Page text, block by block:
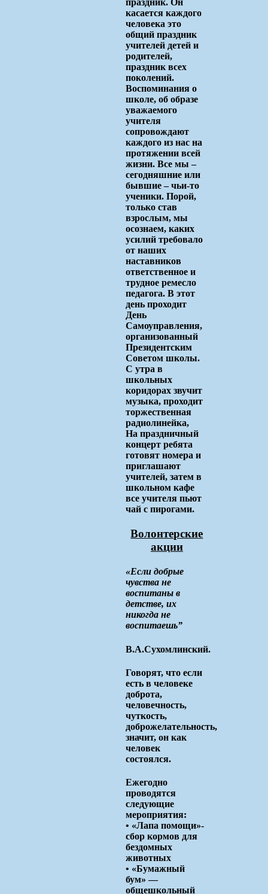
касается каждого
человека это
общий праздник
учителей детей и
родителей,
праздник всех
поколений.
Воспоминания о
школе, об образе
уважаемого
учителя
сопровождают
каждого из нас на
протяжении всей
жизни. Все мы –
сегодняшние или
бывшие – чьи-то
ученики. Порой,
только став
взрослым, мы
осознаем, каких
усилий требовало
от наших
наставников
ответственное и
трудное ремесло
педагога. В этот
день проходит
День
Самоуправления,
организованный
Президентским
Советом школы.
С утра в
школьных
коридорах звучит
музыка, проходит
торжественная
радиолинейка,
На праздничный
концерт ребята
готовят номера и
приглашают
учителей, затем в
школьном кафе
все учителя пьют
чай с пирогами.
Волонтерские
акции
«Если добрые
чувства не
воспитаны в
детстве, их
никогда не
воспитаешь”
В.А.Сухомлинский.
Говорят, что если
есть в человеке
доброта,
человечность,
чуткость,
доброжелательность,
значит, он как
человек
состоялся.
Ежегодно
проводятся
следующие
мероприятия:
• «Лапа помощи»-
сбор кормов для
бездомных
животных
• «Бумажный
бум» —
общешкольный